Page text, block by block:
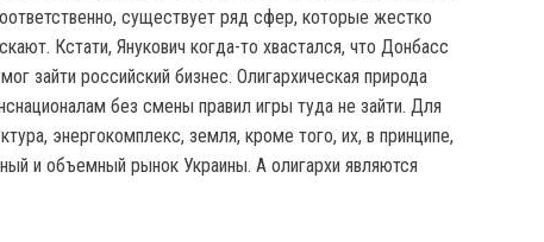
существует ряд сфер, которые жестко
Кстати, Янукович когда-то хвастался, что Донбасс
зайти российский бизнес. Олигархическая природа
без смены правил игры туда не зайти. Для
энергокомплекс, земля, кроме того, их, в принципе,
и объемный рынок Украины. А олигархи являются